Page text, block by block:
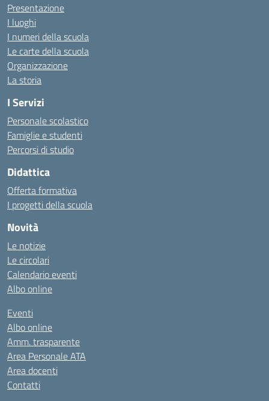
Presentazione
I luoghi
I numeri della scuola
Le carte della scuola
Organizzazione
La storia
I Servizi
Personale scolastico
Famiglie e studenti
Percorsi di studio
Didattica
Offerta formativa
I progetti della scuola
Novità
Le notizie
Le circolari
Calendario eventi
Albo online
Eventi
Albo online
Amm. trasparente
Area Personale ATA
Area docenti
Contatti